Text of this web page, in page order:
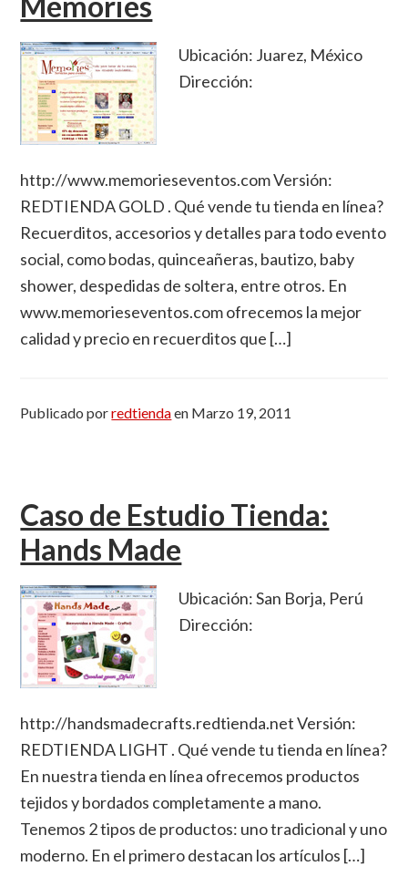
Ubicación: Juarez, México
Dirección:
http://www.memorieseventos.com Versión:
REDTIENDA GOLD . Qué vende tu tienda en línea?
Recuerditos, accesorios y detalles para todo evento
social, como bodas, quinceañeras, bautizo, baby
shower, despedidas de soltera, entre otros. En
www.memorieseventos.com ofrecemos la mejor
calidad y precio en recuerditos que […]
Publicado porredtiendaen Marzo 19, 2011
Caso de Estudio Tienda:
Hands Made
Ubicación: San Borja, Perú
Dirección:
http://handsmadecrafts.redtienda.net Versión:
REDTIENDA LIGHT . Qué vende tu tienda en línea?
En nuestra tienda en línea ofrecemos productos
tejidos y bordados completamente a mano.
Tenemos 2 tipos de productos: uno tradicional y uno
moderno. En el primero destacan los artículos […]